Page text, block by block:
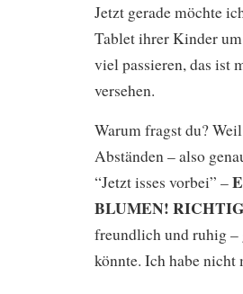
Jetzt gerade möchte
Tablet ihrer Kinder
viel passieren, das ist
versehen.
Warum fragst du?
Abständen – also
“Jetzt isses vorbei” –
BLUMEN!
freundlich und ruhig –
könnte. Ich habe